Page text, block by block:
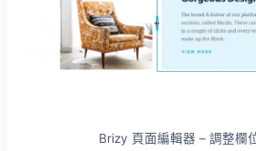
Brizy 頁面編輯器 – 調整欄